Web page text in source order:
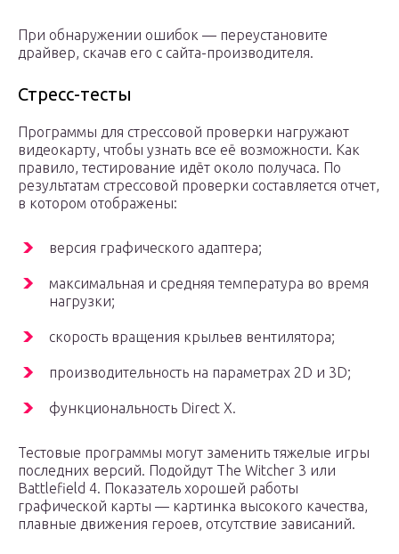
При обнаружении ошибок — переустановите
драйвер, скачав его с сайта-производителя.
Стресс-тесты
Программы для стрессовой проверки нагружают
видеокарту, чтобы узнать все её возможности. Как
правило, тестирование идёт около получаса. По
результатам стрессовой проверки составляется отчет,
в котором отображены:
версия графического адаптера;
максимальная и средняя температура во время
нагрузки;
скорость вращения крыльев вентилятора;
производительность на параметрах 2D и 3D;
функциональность Direct X.
Тестовые программы могут заменить тяжелые игры
последних версий. Подойдут The Witcher 3 или
Battlefield 4. Показатель хорошей работы
графической карты — картинка высокого качества,
плавные движения героев, отсутствие зависаний.